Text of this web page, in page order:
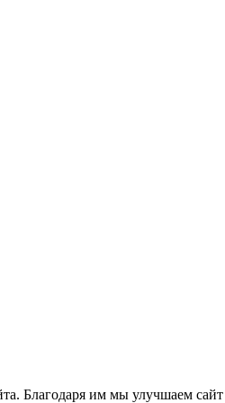
Благодаря им мы улучшаем